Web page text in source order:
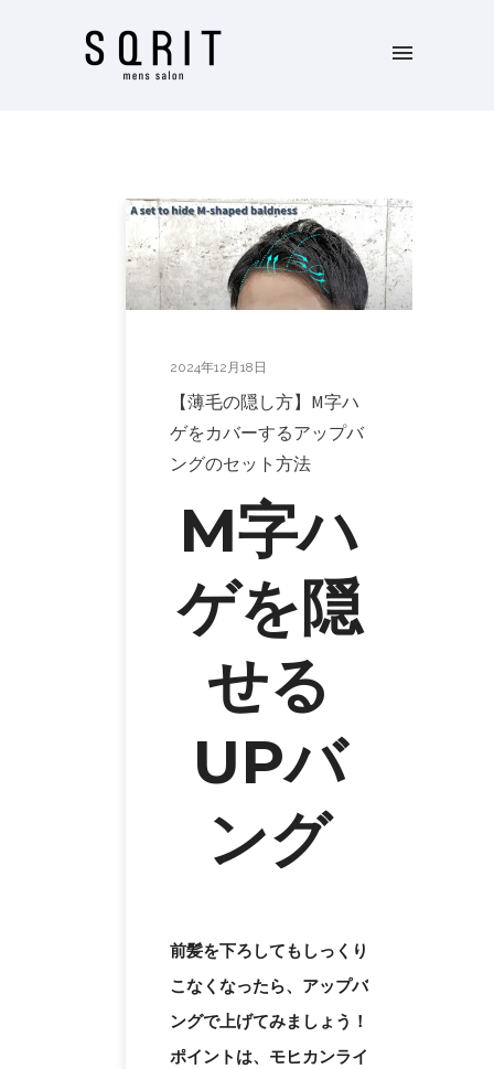
2024年12月18日
【薄毛の隠し方】M字ハ
ゲをカバーするアップバ
ングのセット方法
M字ハ
ゲを隠
せる
UPバ
ング
前髪を下ろしてもしっくり
こなくなったら、アップバ
ングで上げてみましょう！
ポイントは、モヒカンライ